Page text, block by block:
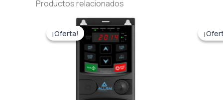
Productos relacionados
¡Oferta!
¡Oferta!
precio
original
era:
El
precio
actual
es:
$233.
era: